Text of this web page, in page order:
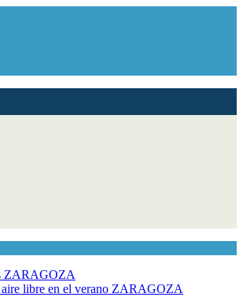
ZARAGOZA
libre en el verano ZARAGOZA